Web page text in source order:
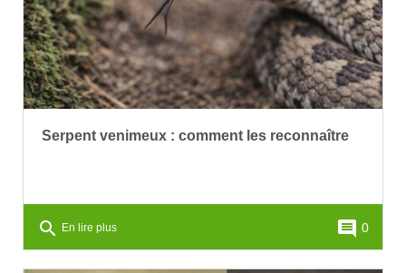
Serpent venimeux : comment les reconnaître
search En lire plus comment 0